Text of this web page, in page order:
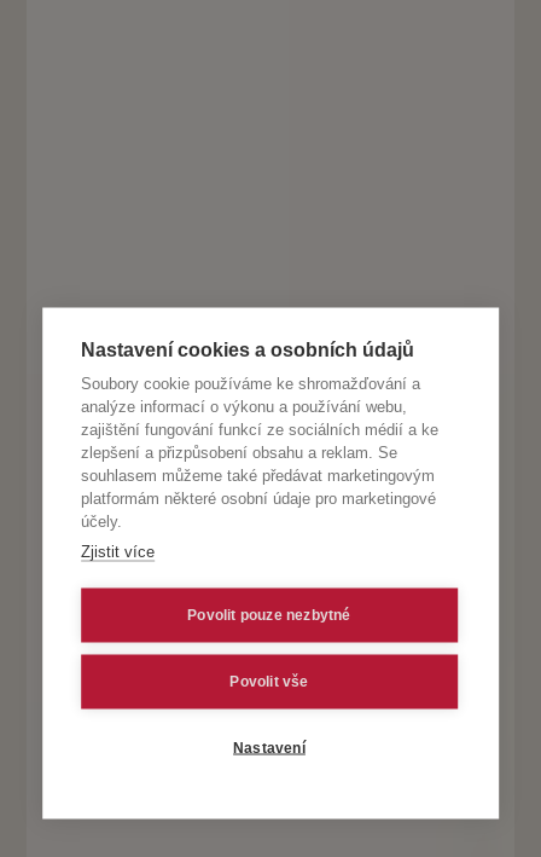
Nastavení cookies a osobních údajů
Soubory cookie používáme ke shromažďování a
analýze informací o výkonu a používání webu,
zajištění fungování funkcí ze sociálních médií a ke
zlepšení a přizpůsobení obsahu a reklam. Se
souhlasem můžeme také předávat marketingovým
platformám některé osobní údaje pro marketingové
účely.
Zjistit více
Povolit pouze nezbytné
Povolit vše
Nastavení